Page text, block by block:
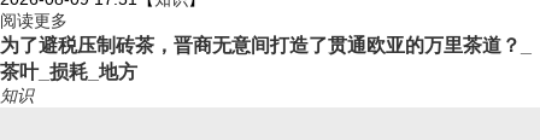
阅读更多
为了避税压制砖茶，晋商无意间打造了贯通欧亚的万里茶道？_
茶叶_损耗_地方
知识